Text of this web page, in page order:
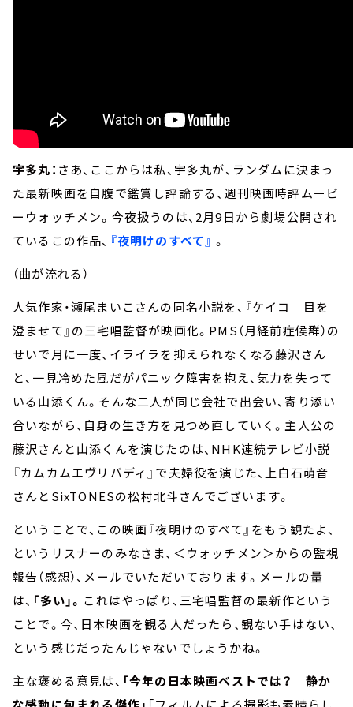
宇多丸： さあ、ここからは私、宇多丸が、ランダムに決まっ
た最新映画を自腹で鑑賞し評論する、週刊映画時評ムービ
ーウォッチメン。今夜扱うのは、2月9日から劇場公開され
ているこの作品、 『夜明けのすべて』 。
（曲が流れる）
人気作家・瀬尾まいこさんの同名小説を、『ケイコ 目を
澄ませて』の三宅唱監督が映画化。PMS（月経前症候群）の
せいで月に一度、イライラを抑えられなくなる藤沢さん
と、一見冷めた風だがパニック障害を抱え、気力を失って
いる山添くん。そんな二人が同じ会社で出会い、寄り添い
合いながら、自身の生き方を見つめ直していく。主人公の
藤沢さんと山添くんを演じたのは、NHK連続テレビ小説
『カムカムエヴリバディ』で夫婦役を演じた、上白石萌音
さんとSixTONESの松村北斗さんでございます。
ということで、この映画『夜明けのすべて』をもう観たよ、
というリスナーのみなさま、＜ウォッチメン＞からの監視
報告（感想）、メールでいただいております。メールの量
は、 「多い」。 これはやっぱり、三宅唱監督の最新作という
ことで。今、日本映画を観る人だったら、観ない手はない、
という感じだったんじゃないでしょうかね。
主な褒める意見は、 「今年の日本映画ベストでは？ 静か